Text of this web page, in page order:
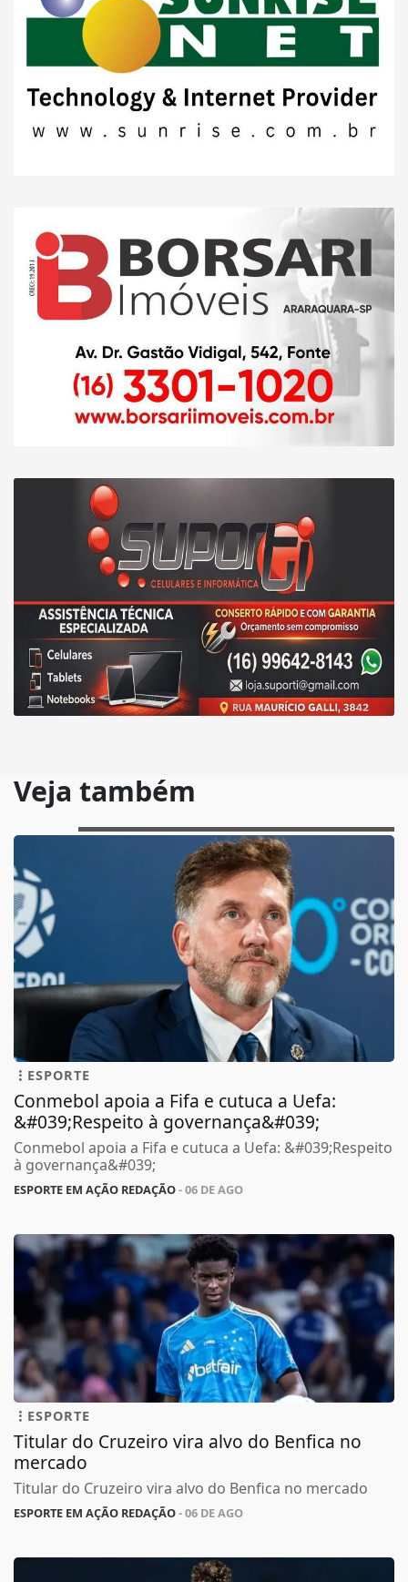
Veja também
ESPORTE
Conmebol apoia a Fifa e cutuca a Uefa:
&#039;Respeito à governança&#039;
Conmebol apoia a Fifa e cutuca a Uefa: &#039;Respeito
à governança&#039;
ESPORTE EM AÇÃO REDAÇÃO- 06 DE AGO
ESPORTE
Titular do Cruzeiro vira alvo do Benfica no
mercado
Titular do Cruzeiro vira alvo do Benfica no mercado
ESPORTE EM AÇÃO REDAÇÃO- 06 DE AGO